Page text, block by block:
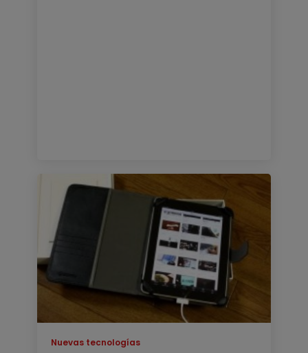
Nuevas tecnologías